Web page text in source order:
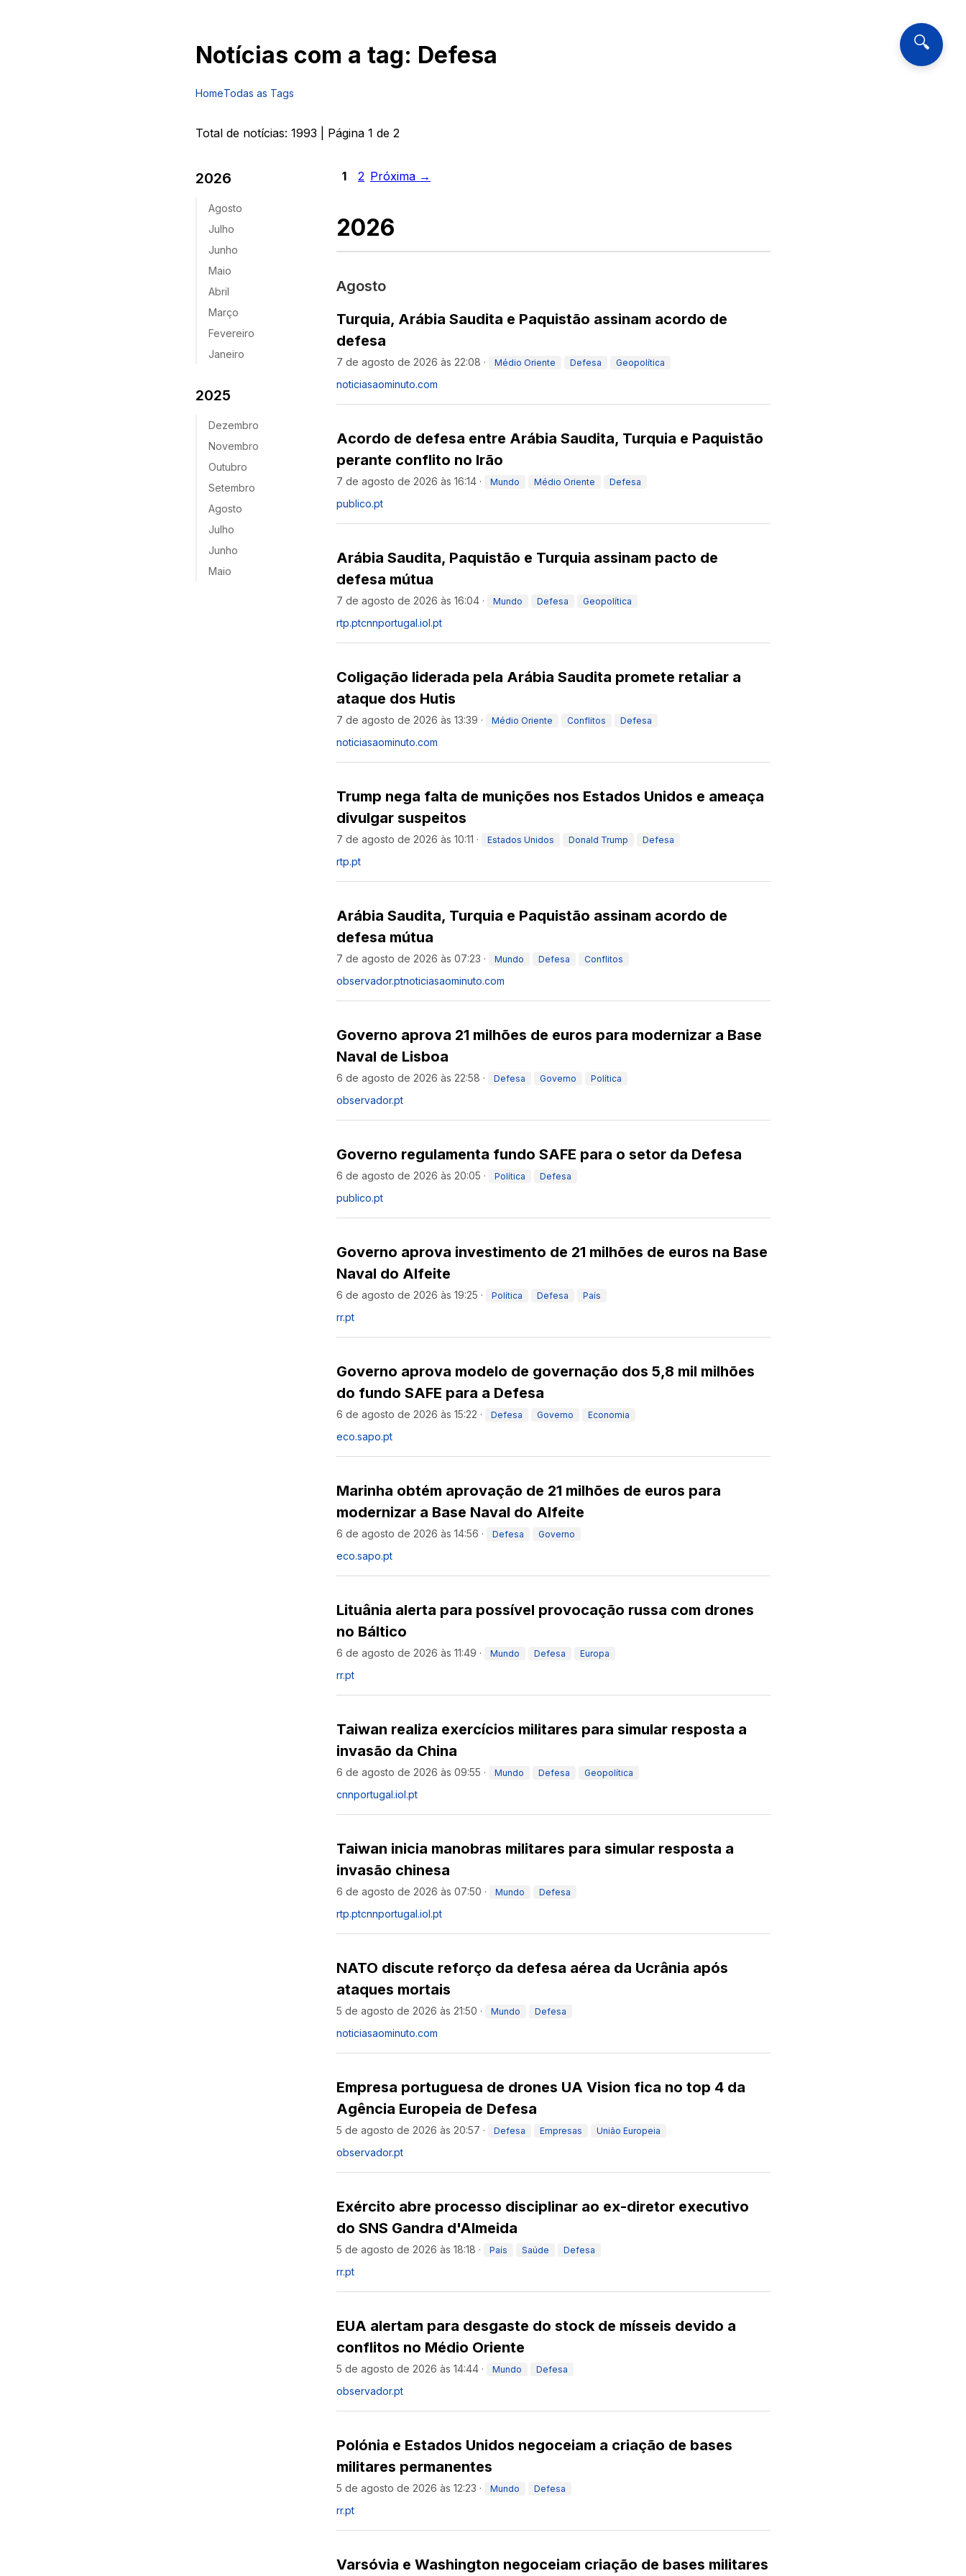
🔍
Notícias com a tag: Defesa
HomeTodas as Tags
Total de notícias: 1993 | Página 1 de 2
2026
Agosto
Julho
Junho
Maio
Abril
Março
Fevereiro
Janeiro
2025
Dezembro
Novembro
Outubro
Setembro
Agosto
Julho
Junho
Maio
1 2 Próxima →
2026
Agosto
Turquia, Arábia Saudita e Paquistão assinam acordo de
defesa
7 de agosto de 2026 às 22:08 · Médio Oriente Defesa Geopolítica
noticiasaominuto.com
Acordo de defesa entre Arábia Saudita, Turquia e Paquistão
perante conflito no Irão
7 de agosto de 2026 às 16:14 · Mundo Médio Oriente Defesa
publico.pt
Arábia Saudita, Paquistão e Turquia assinam pacto de
defesa mútua
7 de agosto de 2026 às 16:04 · Mundo Defesa Geopolítica
rtp.ptcnnportugal.iol.pt
Coligação liderada pela Arábia Saudita promete retaliar a
ataque dos Hutis
7 de agosto de 2026 às 13:39 · Médio Oriente Conflitos Defesa
noticiasaominuto.com
Trump nega falta de munições nos Estados Unidos e ameaça
divulgar suspeitos
7 de agosto de 2026 às 10:11 · Estados Unidos Donald Trump Defesa
rtp.pt
Arábia Saudita, Turquia e Paquistão assinam acordo de
defesa mútua
7 de agosto de 2026 às 07:23 · Mundo Defesa Conflitos
observador.ptnoticiasaominuto.com
Governo aprova 21 milhões de euros para modernizar a Base
Naval de Lisboa
6 de agosto de 2026 às 22:58 · Defesa Governo Política
observador.pt
Governo regulamenta fundo SAFE para o setor da Defesa
6 de agosto de 2026 às 20:05 · Política Defesa
publico.pt
Governo aprova investimento de 21 milhões de euros na Base
Naval do Alfeite
6 de agosto de 2026 às 19:25 · Política Defesa País
rr.pt
Governo aprova modelo de governação dos 5,8 mil milhões
do fundo SAFE para a Defesa
6 de agosto de 2026 às 15:22 · Defesa Governo Economia
eco.sapo.pt
Marinha obtém aprovação de 21 milhões de euros para
modernizar a Base Naval do Alfeite
6 de agosto de 2026 às 14:56 · Defesa Governo
eco.sapo.pt
Lituânia alerta para possível provocação russa com drones
no Báltico
6 de agosto de 2026 às 11:49 · Mundo Defesa Europa
rr.pt
Taiwan realiza exercícios militares para simular resposta a
invasão da China
6 de agosto de 2026 às 09:55 · Mundo Defesa Geopolítica
cnnportugal.iol.pt
Taiwan inicia manobras militares para simular resposta a
invasão chinesa
6 de agosto de 2026 às 07:50 · Mundo Defesa
rtp.ptcnnportugal.iol.pt
NATO discute reforço da defesa aérea da Ucrânia após
ataques mortais
5 de agosto de 2026 às 21:50 · Mundo Defesa
noticiasaominuto.com
Empresa portuguesa de drones UA Vision fica no top 4 da
Agência Europeia de Defesa
5 de agosto de 2026 às 20:57 · Defesa Empresas União Europeia
observador.pt
Exército abre processo disciplinar ao ex-diretor executivo
do SNS Gandra d'Almeida
5 de agosto de 2026 às 18:18 · País Saúde Defesa
rr.pt
EUA alertam para desgaste do stock de mísseis devido a
conflitos no Médio Oriente
5 de agosto de 2026 às 14:44 · Mundo Defesa
observador.pt
Polónia e Estados Unidos negoceiam a criação de bases
militares permanentes
5 de agosto de 2026 às 12:23 · Mundo Defesa
rr.pt
Varsóvia e Washington negoceiam criação de bases militares